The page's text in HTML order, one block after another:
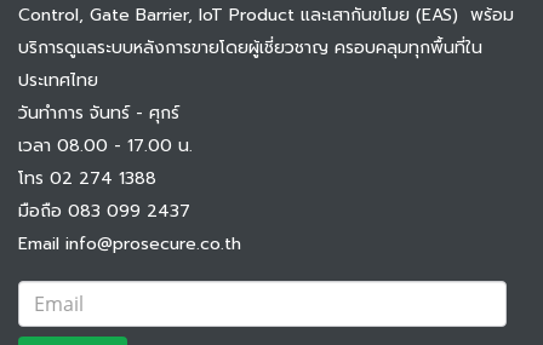
Control, Gate Barrier, IoT Product และเสากันขโมย (EAS) พร้อม
บริการดูแลระบบหลังการขายโดยผู้เชี่ยวชาญ ครอบคลุมทุกพื้นที่ใน
ประเทศไทย
วันทำการ จันทร์ - ศุกร์
เวลา 08.00 - 17.00 น.
โทร 02 274 1388
มือถือ 083 099 2437
Email info@prosecure.co.th